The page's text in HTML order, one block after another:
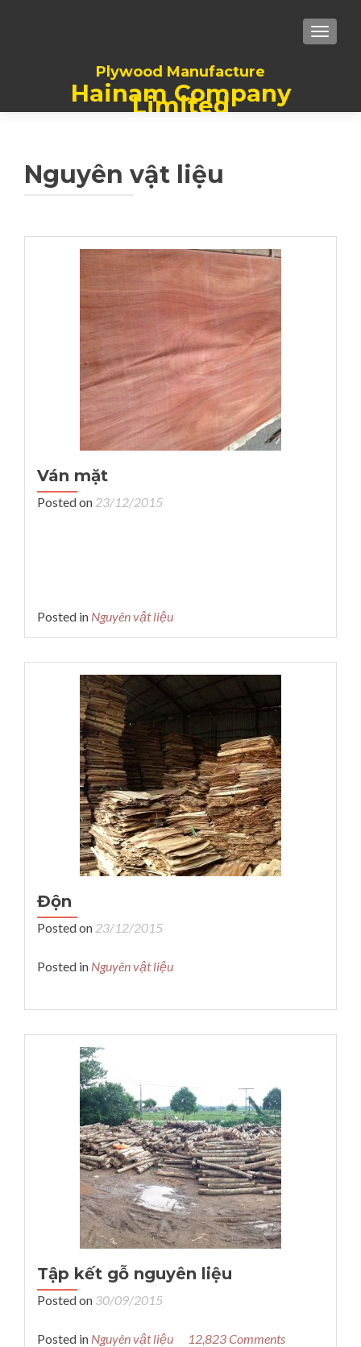
Plywood Manufacture
Hainam Company
Limited
Nguyên vật liệu
Ván mặt
Posted on 23/12/2015
Posted in Nguyên vật liệu
Độn
Posted on 23/12/2015
Posted in Nguyên vật liệu
Tập kết gỗ nguyên liệu
Posted on 30/09/2015
Posted in Nguyên vật liệu 12,823 Comments